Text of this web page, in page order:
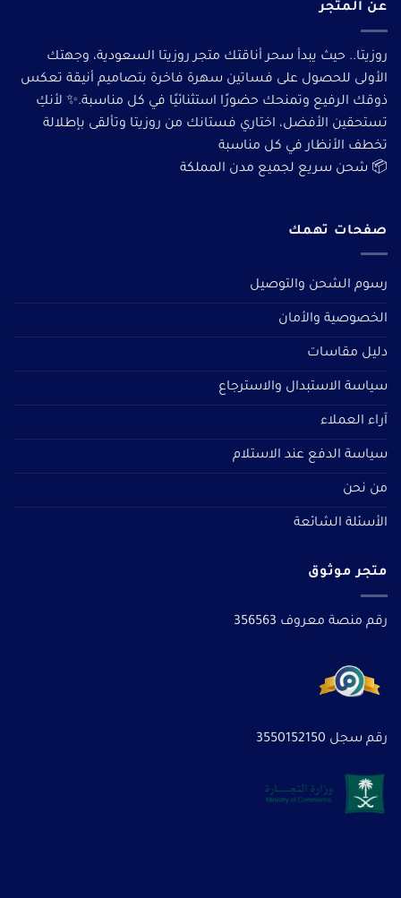
عن المتجر
روزيتا.. حيث يبدأ سحر أناقتك متجر روزيتا السعودية، وجهتك
الأولى للحصول على فساتين سهرة فاخرة بتصاميم أنيقة تعكس
ذوقك الرفيع وتمنحك حضورًا استثنائيًا في كل مناسبة.✨ لأنكِ
تستحقين الأفضل، اختاري فستانك من روزيتا وتألقى بإطلالة
تخطف الأنظار في كل مناسبة
📦 شحن سريع لجميع مدن المملكة
صفحات تهمك
رسوم الشحن والتوصيل
الخصوصية والأمان
دليل مقاسات
سياسة الاستبدال والاسترجاع
آراء العملاء
سياسة الدفع عند الاستلام
من نحن
الأسئلة الشائعة
متجر موثوق
رقم منصة معروف 356563
رقم سجل 3550152150